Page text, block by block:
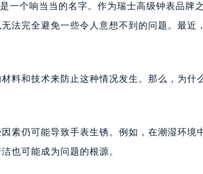
层1701室（需提前预约）
30层05室（需提前预约）
层1104室（需提前预约）
层2406B室（需提前预约）
楼9层902室（需提前预约）
室（需提前预约）
品牌授权店）1层整层（需提前预约）
一个响当当的名字。作为瑞士高级钟表品牌
法完全避免一些令人意想不到的问题。最近
料和技术来防止这种情况发生。那么，为什
素仍可能导致手表生锈。例如，在潮湿环境
也可能成为问题的根源。